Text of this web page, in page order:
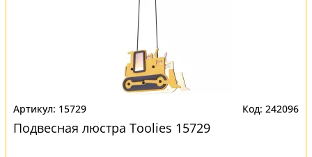
15729 242096
Подвесная люстра Toolies 15729